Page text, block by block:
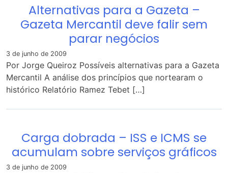
Alternativas para a Gazeta –
Gazeta Mercantil deve falir sem
parar negócios
3 de junho de 2009
Por Jorge Queiroz Possíveis alternativas para a Gazeta
Mercantil A análise dos princípios que nortearam o
histórico Relatório Ramez Tebet […]
Carga dobrada – ISS e ICMS se
acumulam sobre serviços gráficos
3 de junho de 2009